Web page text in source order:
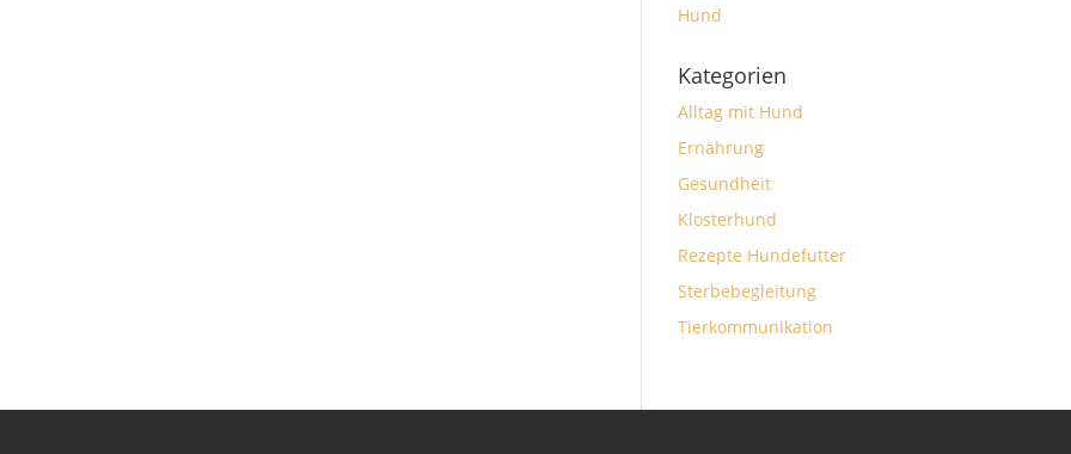
Hund
Kategorien
Alltag mit Hund
Ernährung
Gesundheit
Klosterhund
Rezepte Hundefutter
Sterbebegleitung
Tierkommunikation